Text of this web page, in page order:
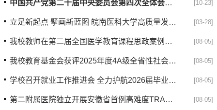
中国共产党第二十届中央委员会第四次全体会议公报 [10-23]
立足新起点 擘画新蓝图 皖南医科大学高质量发展大... [03-28]
我校教师在第二届全国医学教育课程思政案例大赛中... [08-05]
我校教育基金会获评2025年度4A级全省性社会组织 [08-05]
学校召开就业工作推进会 全力护航2026届毕业生高... [08-05]
第二附属医院独立开展安徽省首例高难度TRAM+DIEP联... [08-05]